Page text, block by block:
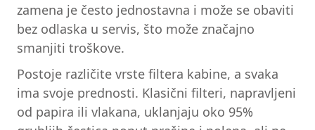
zamena je često jednostavna i može se obaviti
bez odlaska u servis, što može značajno
smanjiti troškove.
Postoje različite vrste filtera kabine, a svaka
ima svoje prednosti. Klasični filteri, napravljeni
od papira ili vlakana, uklanjaju oko 95%